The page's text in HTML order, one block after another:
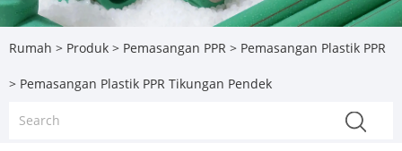
Rumah > Produk > Pemasangan PPR > Pemasangan Plastik PPR
> Pemasangan Plastik PPR Tikungan Pendek